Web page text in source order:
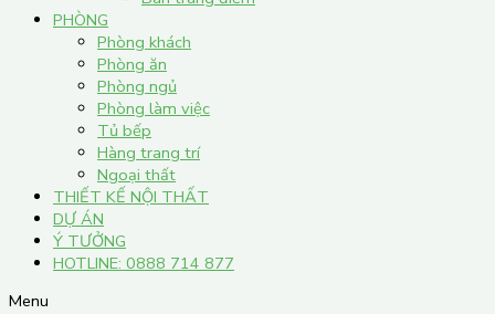
PHÒNG
Phòng khách
Phòng ăn
Phòng ngủ
Phòng làm việc
Tủ bếp
Hàng trang trí
Ngoại thất
THIẾT KẾ NỘI THẤT
DỰ ÁN
Ý TƯỞNG
HOTLINE: 0888 714 877
Menu